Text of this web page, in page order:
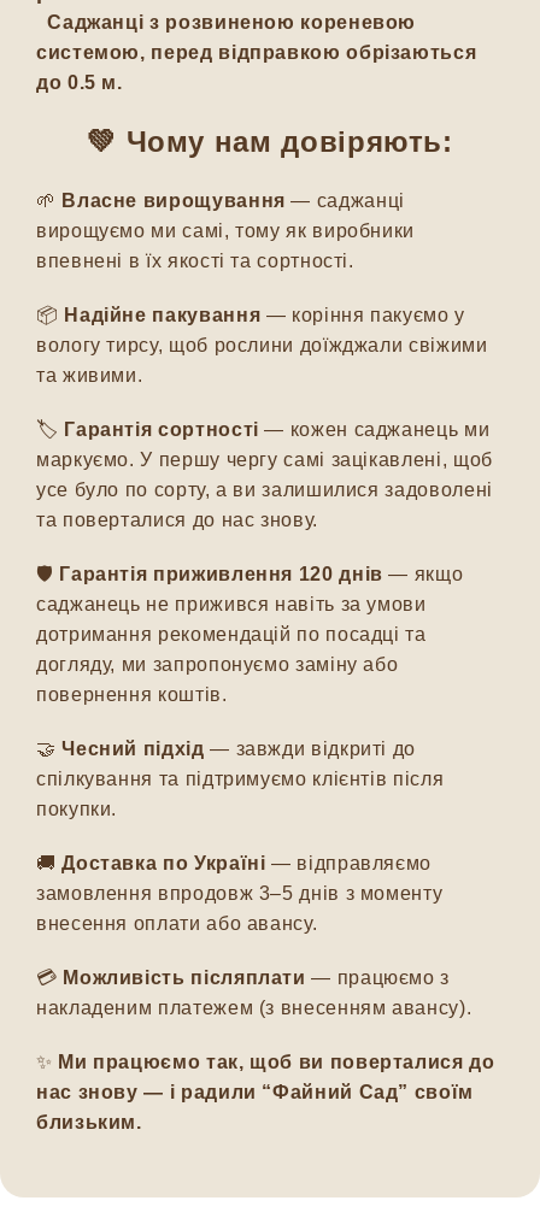
Саджанці з розвиненою кореневою
системою, перед відправкою обрізаються
до 0.5 м.
💚 Чому нам довіряють:
🌱 Власне вирощування — саджанці
вирощуємо ми самі, тому як виробники
впевнені в їх якості та сортності.
📦 Надійне пакування — коріння пакуємо у
вологу тирсу, щоб рослини доїжджали свіжими
та живими.
🏷️ Гарантія сортності — кожен саджанець ми
маркуємо. У першу чергу самі зацікавлені, щоб
усе було по сорту, а ви залишилися задоволені
та поверталися до нас знову.
🛡️ Гарантія приживлення 120 днів — якщо
саджанець не прижився навіть за умови
дотримання рекомендацій по посадці та
догляду, ми запропонуємо заміну або
повернення коштів.
🤝Чесний підхід — завжди відкриті до
спілкування та підтримуємо клієнтів після
покупки.
🚚Доставка по Україні — відправляємо
замовлення впродовж 3–5 днів з моменту
внесення оплати або авансу.
💳 Можливість післяплати — працюємо з
накладеним платежем (з внесенням авансу).
✨ Ми працюємо так, щоб ви поверталися до
нас знову — і радили “Файний Сад” своїм
близьким.